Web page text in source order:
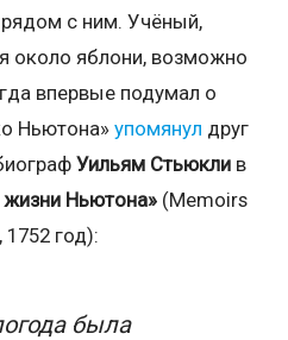
рядом с ним. Учёный,
около яблони, возможно
впервые подумал о
Ньютона»упомянул друг
Уильям Стьюкли в
Ньютона» (Memoirs
1752 год):
была